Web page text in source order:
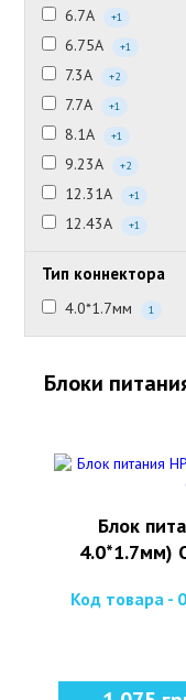
6.7А +1
6.75А +1
7.3А +2
7.7А +1
8.1А +1
9.23А +2
12.31А +1
12.43А +1
Тип коннектора
4.0*1.7мм 1
Блоки
Блок
4.0*1.7мм)
Код товара -